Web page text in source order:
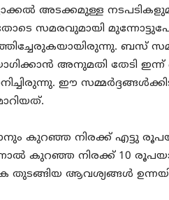
അടക്കമുള്ള
സമരവുമായി
ബസ്
അനുമതി തേടി
ഈ
കുറഞ്ഞ നിരക്ക് എട്ടു
കുറഞ്ഞ നിരക്ക് 10
തുടങ്ങിയ ആവശ്യങ്ങള്‍